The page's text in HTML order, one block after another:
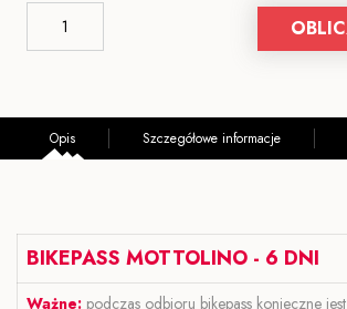
Opis Szczegółowe informacje
BIKEPASS MOTTOLINO - 6 DNI
Ważne: podczas odbioru bikepass konieczne